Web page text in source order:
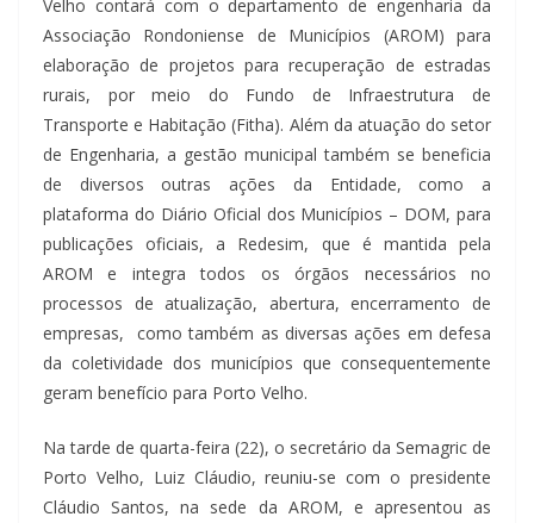
Velho contará com o departamento de engenharia da
Associação Rondoniense de Municípios (AROM) para
elaboração de projetos para recuperação de estradas
rurais, por meio do Fundo de Infraestrutura de
Transporte e Habitação (Fitha). Além da atuação do setor
de Engenharia, a gestão municipal também se beneficia
de diversos outras ações da Entidade, como a
plataforma do Diário Oficial dos Municípios – DOM, para
publicações oficiais, a Redesim, que é mantida pela
AROM e integra todos os órgãos necessários no
processos de atualização, abertura, encerramento de
empresas, como também as diversas ações em defesa
da coletividade dos municípios que consequentemente
geram benefício para Porto Velho.
Na tarde de quarta-feira (22), o secretário da Semagric de
Porto Velho, Luiz Cláudio, reuniu-se com o presidente
Cláudio Santos, na sede da AROM, e apresentou as